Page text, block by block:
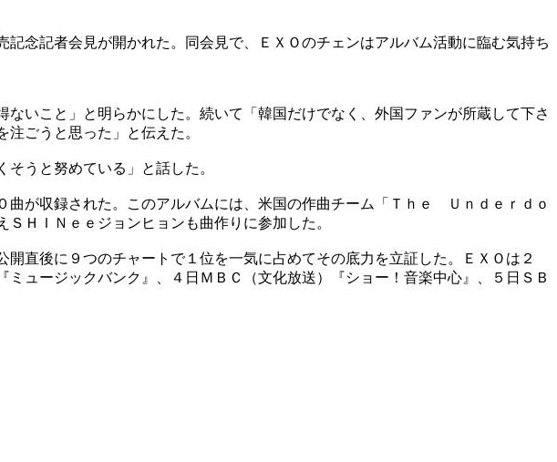
念記者会見が開かれた。同会見で、ＥＸＯのチェンはアルバム活動に臨む気持ち
いこと」と明らかにした。続いて「韓国だけでなく、外国ファンが所蔵して下さ
ごうと思った」と伝えた。
うと努めている」と話した。
曲が収録された。このアルバムには、米国の作曲チーム「Ｔｈｅ Ｕｎｄｅｒｄｏ
ＨＩＮｅｅジョンヒョンも曲作りに参加した。
後に９つのチャートで１位を一気に占めてその底力を立証した。ＥＸＯは２
ュージックバンク』、４日ＭＢＣ（文化放送）『ショー！音楽中心』、５日ＳＢ